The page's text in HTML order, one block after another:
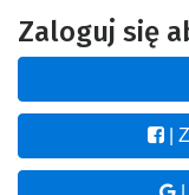
Zaloguj się
|